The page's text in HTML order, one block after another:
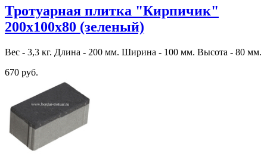
Тротуарная плитка "Кирпичик"
200х100х80 (зеленый)
Вес - 3,3 кг. Длина - 200 мм. Ширина - 100 мм. Высота - 80 мм.
670 руб.